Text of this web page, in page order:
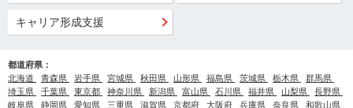
キャリア形成支援
都道府県：
北海道
青森県 岩手県 宮城県 秋田県 山形県 福島県 茨城県 栃木県
群馬県
埼玉県
千葉県 東京都 神奈川県 新潟県 富山県 石川県 福井県 山梨県
長野県
岐阜県
静岡県 愛知県 三重県 滋賀県 京都府 大阪府 兵庫県 奈良県
和歌山県